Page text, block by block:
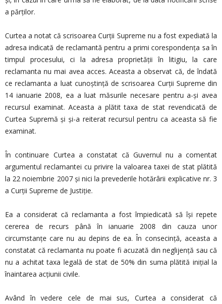
a părților.
Curtea a notat că scrisoarea Curții Supreme nu a fost expediată la
adresa indicată de reclamantă pentru a primi corespondența sa în
timpul procesului, ci la adresa proprietății în litigiu, la care
reclamanta nu mai avea acces. Aceasta a observat că, de îndată
ce reclamanta a luat cunoștință de scrisoarea Curții Supreme din
14 ianuarie 2008, ea a luat măsurile necesare pentru a-și avea
recursul examinat. Aceasta a plătit taxa de stat revendicată de
Curtea Supremă și și-a reiterat recursul pentru ca aceasta să fie
examinat.
În continuare Curtea a constatat că Guvernul nu a comentat
argumentul reclamantei cu privire la valoarea taxei de stat plătită
la 22 noiembrie 2007 și nici la prevederile hotărârii explicative nr. 3
a Curții Supreme de Justiţie.
Ea a considerat că reclamanta a fost împiedicată să își repete
cererea de recurs până în ianuarie 2008 din cauza unor
circumstanțe care nu au depins de ea. În consecință, aceasta a
constatat că reclamanta nu poate fi acuzată din neglijență sau că
nu a achitat taxa legală de stat de 50% din suma plătită inițial la
înaintarea acțiunii civile.
Având în vedere cele de mai sus, Curtea a considerat că